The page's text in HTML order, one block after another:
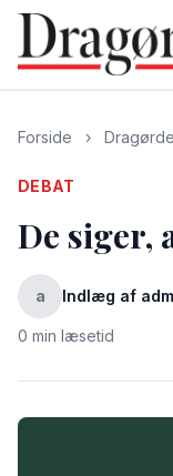
Forside ›
DEBAT
De siger,
a Indlæg af
0 min læsetid